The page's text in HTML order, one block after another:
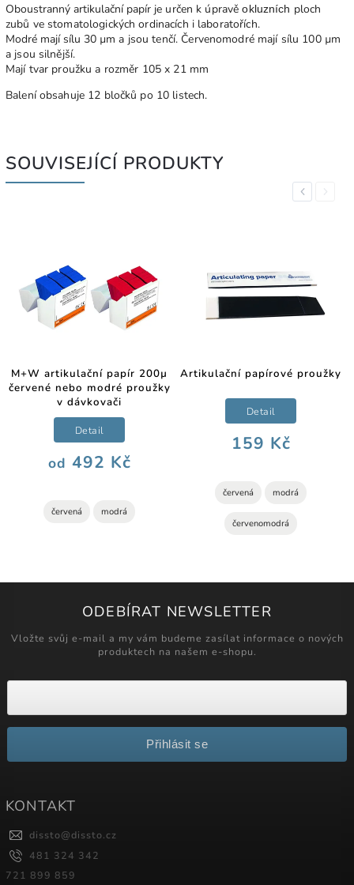
Oboustranný artikulační papír je určen k úpravěokluzních ploch
zubů ve stomatologických ordinacích i laboratořích.
Modré mají sílu 30 µm a jsou tenčí. Červenomodré mají sílu 100 µm
a jsou silnější.
Mají tvar proužku a rozměr 105 x 21 mm
Balení obsahuje 12 bločků po 10 listech.
SOUVISEJÍCÍ PRODUKTY
Previous
M+W artikulační papír 200µ
červené nebo modré proužky
v dávkovači
od 492 Kč
Detail
červená modrá
Artikulační papírové proužky
159 Kč
Detail
červená modrá
červenomodrá
Next
ODEBÍRAT NEWSLETTER
Vložte svůj e-mail a my vám budeme zasílat informace o nových
produktech na našem e-shopu.
Přihlásit se
KONTAKT
dissto@dissto.cz
481 324 342
721 899 859